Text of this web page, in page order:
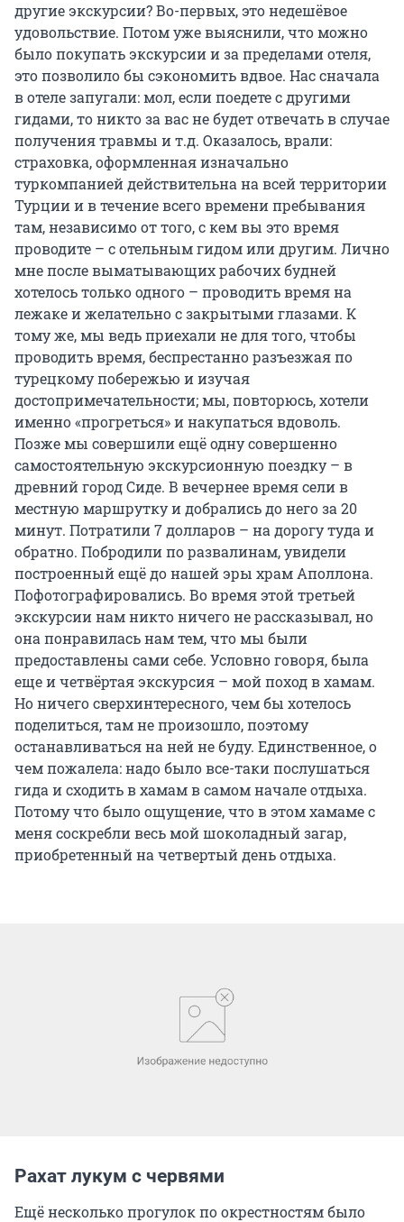
другие экскурсии? Во-первых, это недешёвое
удовольствие. Потом уже выяснили, что можно
было покупать экскурсии и за пределами отеля,
это позволило бы сэкономить вдвое. Нас сначала
в отеле запугали: мол, если поедете с другими
гидами, то никто за вас не будет отвечать в случае
получения травмы и т.д. Оказалось, врали:
страховка, оформленная изначально
туркомпанией действительна на всей территории
Турции и в течение всего времени пребывания
там, независимо от того, с кем вы это время
проводите – с отельным гидом или другим. Лично
мне после выматывающих рабочих будней
хотелось только одного – проводить время на
лежаке и желательно с закрытыми глазами. К
тому же, мы ведь приехали не для того, чтобы
проводить время, беспрестанно разъезжая по
турецкому побережью и изучая
достопримечательности; мы, повторюсь, хотели
именно «прогреться» и накупаться вдоволь.
Позже мы совершили ещё одну совершенно
самостоятельную экскурсионную поездку – в
древний город Сиде. В вечернее время сели в
местную маршрутку и добрались до него за 20
минут. Потратили 7 долларов – на дорогу туда и
обратно. Побродили по развалинам, увидели
построенный ещё до нашей эры храм Аполлона.
Пофотографировались. Во время этой третьей
экскурсии нам никто ничего не рассказывал, но
она понравилась нам тем, что мы были
предоставлены сами себе. Условно говоря, была
еще и четвёртая экскурсия – мой поход в хамам.
Но ничего сверхинтересного, чем бы хотелось
поделиться, там не произошло, поэтому
останавливаться на ней не буду. Единственное, о
чем пожалела: надо было все-таки послушаться
гида и сходить в хамам в самом начале отдыха.
Потому что было ощущение, что в этом хамаме с
меня соскребли весь мой шоколадный загар,
приобретенный на четвертый день отдыха.
Рахат лукум с червями
Ещё несколько прогулок по окрестностям было